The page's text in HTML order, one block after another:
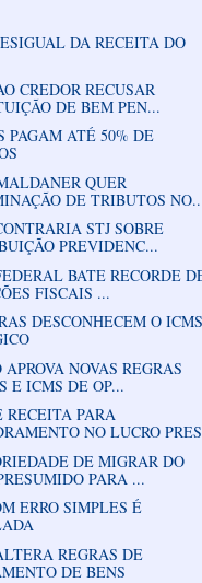
DA RECEITA DO
CREDOR RECUSAR
DE BEM PEN...
PAGAM ATÉ 50% DE
QUER
DE TRIBUTOS
STJ SOBRE
PREVIDENC...
BATE RECORDE
FISCAIS ...
DESCONHECEM O ICMS
NOVAS REGRAS
E ICMS DE OP...
PARA
NO LUCRO
DE MIGRAR DO
PARA ...
ERRO SIMPLES É
REGRAS DE
DE BENS